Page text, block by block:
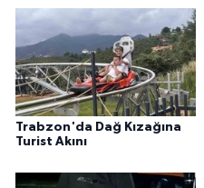
Trabzon'da Dağ Kızağına
Turist Akını